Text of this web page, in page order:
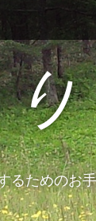
り
るためのお